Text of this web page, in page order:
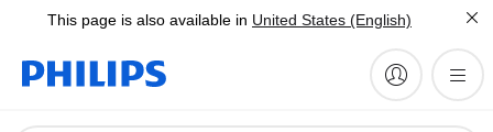
This page is also available in United States (English)